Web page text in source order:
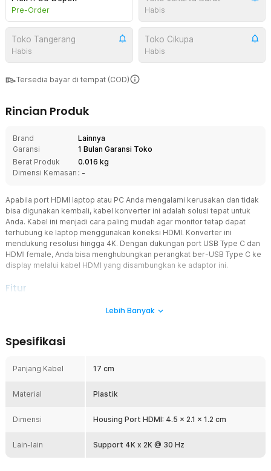
Pre-Order Habis
Toko Tangerang
Habis
Toko Cikupa
Habis
Tersedia bayar di tempat (COD)
Rincian Produk
Brand
Lainnya
Garansi
1 Bulan Garansi Toko
Berat Produk
0.016 kg
Dimensi Kemasan : -
Apabila port HDMI laptop atau PC Anda mengalami kerusakan dan tidak
bisa digunakan kembali, kabel konverter ini adalah solusi tepat untuk
Anda. Kabel ini menjadi cara paling mudah agar monitor tetap dapat
terhubung ke laptop menggunakan koneksi HDMI. Konverter ini
mendukung resolusi hingga 4K. Dengan dukungan port USB Type C dan
HDMI female, Anda bisa menghubungkan perangkat ber-USB Type C ke
display melalui kabel HDMI yang disambungkan ke adaptor ini.
Fitur
kabel ini, Anda dapat mentransfer data tampilan dari laptop ke
Dukungan 4K
menghubungkan laptop ke monitor atau TV yang sudah mendukung
dihasilkan akan sangat baik dan jelas.
Menggunakan kabel konverter ini sangat mudah. Anda hanya perlu
Lebih Banyak
Spesifikasi
Panjang Kabel 17 cm
Material Plastik
Dimensi Housing Port HDMI: 4.5 x 2.1 x 1.2 cm
Lain-lain Support 4K x 2K @ 30 Hz